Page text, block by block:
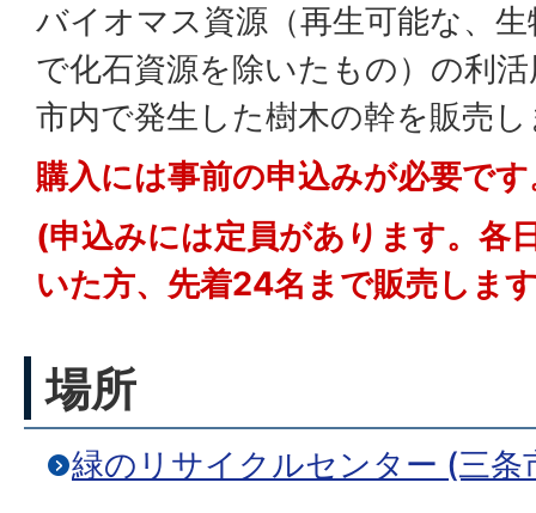
バイオマス資源（再生可能な、
で化石資源を除いたもの）の利
市内で発生した樹木の幹を販売
購入には事前の申込みが必要です
(申込みには定員があります。各
いた方、先着24名まで販売しま
場所
緑のリサイクルセンター (三